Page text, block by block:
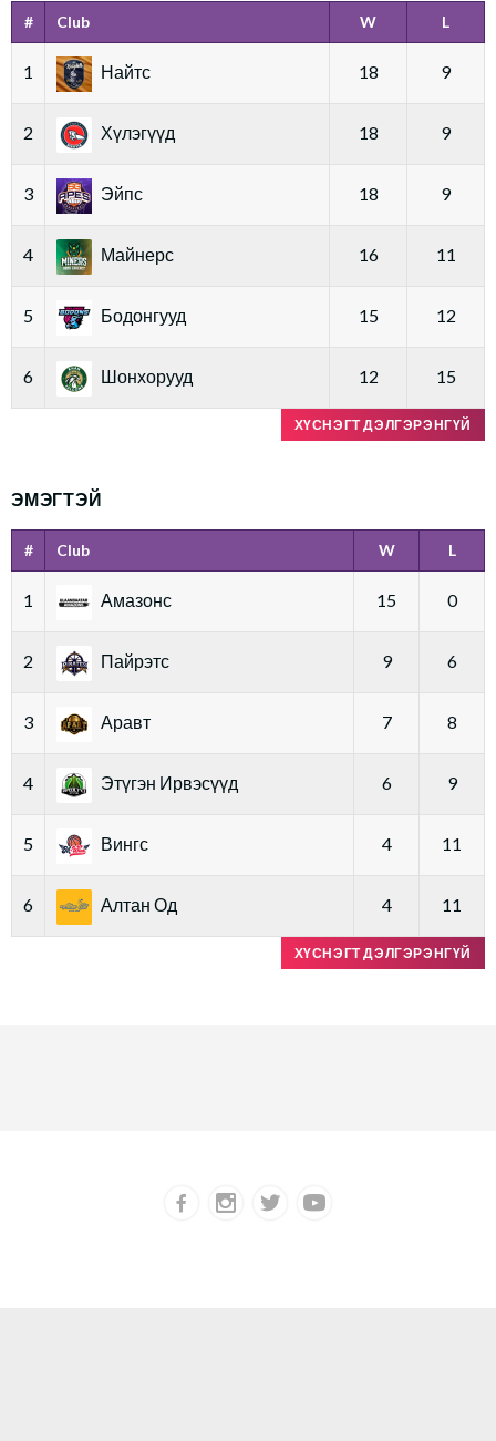
# Club W L
1 Найтс 18 9
2 Хүлэгүүд 18 9
3 Эйпс 18 9
4 Майнерс 16 11
5 Бодонгууд 15 12
6 Шонхорууд 12 15
ХҮСНЭГТ ДЭЛГЭРЭНГҮЙ
ЭМЭГТЭЙ
# Club W L
1 Амазонс 15 0
2 Пайрэтс 9 6
3 Аравт 7 8
4 Этүгэн Ирвэсүүд 6 9
5 Вингс 4 11
6 Алтан Од 4 11
ХҮСНЭГТ ДЭЛГЭРЭНГҮЙ